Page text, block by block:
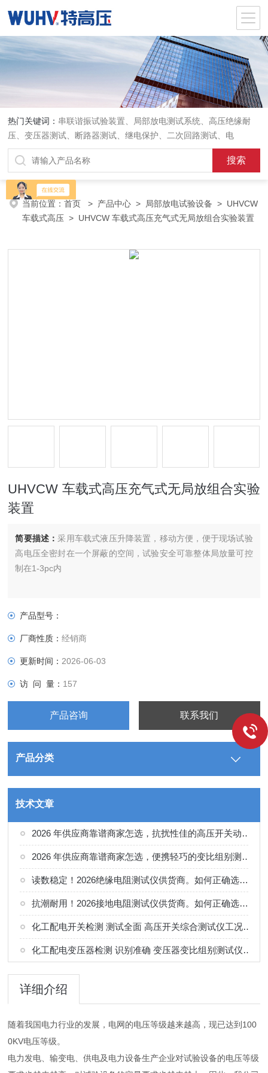
热门关键词： 串联谐振试验装置、局部放电测试系统、高压绝缘耐
压、变压器测试、断路器测试、继电保护、二次回路测试、电
当前位置：首页 > 产品中心 > 局部放电试验设备 > UHVCW
车载式高压 > UHVCW 车载式高压充气式无局放组合实验装置
UHVCW 车载式高压充气式无局放组合实验
装置
简要描述： 采用车载式液压升降装置，移动方便，便于现场试验
高电压全密封在一个屏蔽的空间，试验安全可靠整体局放量可控
制在1-3pc内
产品型号：
厂商性质：经销商
更新时间： 2026-06-03
访 问 量： 157
产品咨询 联系我们
产品分类
技术文章
2026 年供应商靠谱商家怎选，抗扰性佳的高压开关动特性测试仪供应商甄别
2026 年供应商靠谱商家怎选，便携轻巧的变比组别测试仪选购指南
读数稳定！2026绝缘电阻测试仪供货商。如何正确选择适合的厂家
抗潮耐用！2026接地电阻测试仪供货商。如何正确选择适合的厂家
化工配电开关检测 测试全面 高压开关综合测试仪工况选型参考
化工配电变压器检测 识别准确 变压器变比组别测试仪工况选型参考
详细介绍
随着我国电力行业的发展，电网的电压等级越来越高，现已达到100
0KV电压等级。
电力发电、输变电、供电及电力设备生产企业对试验设备的电压等级